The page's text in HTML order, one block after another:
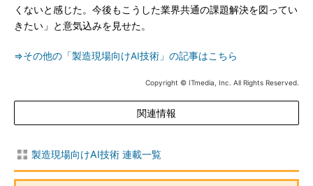
くないと感じた。今後もこうした業界共通の課題解決を図ってい
きたい」と意気込みを見せた。
⇒その他の「製造現場向けAI技術」の記事はこちら
Copyright © ITmedia, Inc. All Rights Reserved.
関連情報
製造現場向けAI技術 連載一覧